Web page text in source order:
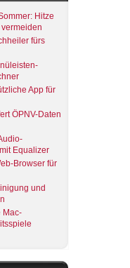
Hitze
fürs
App für
ÖPNV-Daten
Equalizer
Browser für
und
Mac-